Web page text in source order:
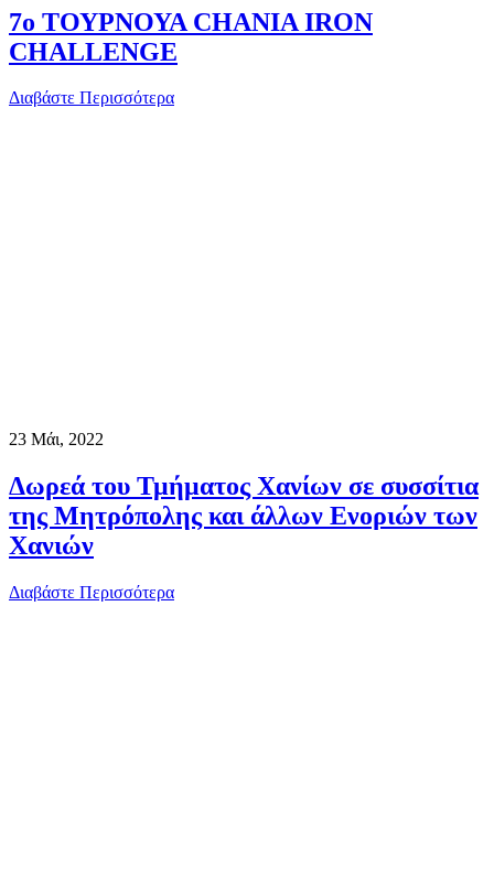
7ο ΤΟΥΡΝΟΥΑ CHANIA IRON
CHALLENGE
Διαβάστε Περισσότερα
23 Μάι, 2022
Δωρεά του Τμήματος Χανίων σε συσσίτια
της Μητρόπολης και άλλων Ενοριών των
Χανιών
Διαβάστε Περισσότερα